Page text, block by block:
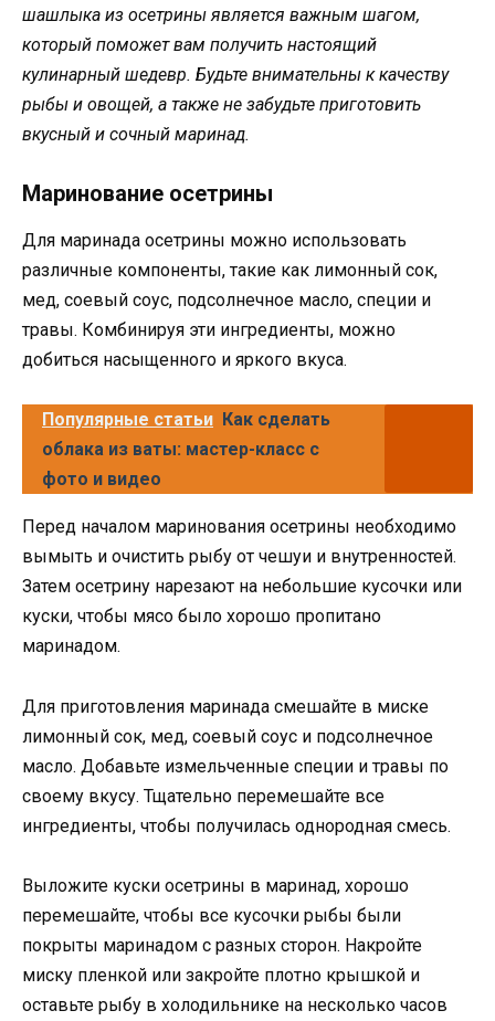
шашлыка из осетрины является важным шагом,
который поможет вам получить настоящий
кулинарный шедевр. Будьте внимательны к качеству
рыбы и овощей, а также не забудьте приготовить
вкусный и сочный маринад.
Маринование осетрины
Для маринада осетрины можно использовать
различные компоненты, такие как лимонный сок,
мед, соевый соус, подсолнечное масло, специи и
травы. Комбинируя эти ингредиенты, можно
добиться насыщенного и яркого вкуса.
Популярные статьи Как сделать
облака из ваты: мастер-класс с
фото и видео
Перед началом маринования осетрины необходимо
вымыть и очистить рыбу от чешуи и внутренностей.
Затем осетрину нарезают на небольшие кусочки или
куски, чтобы мясо было хорошо пропитано
маринадом.
Для приготовления маринада смешайте в миске
лимонный сок, мед, соевый соус и подсолнечное
масло. Добавьте измельченные специи и травы по
своему вкусу. Тщательно перемешайте все
ингредиенты, чтобы получилась однородная смесь.
Выложите куски осетрины в маринад, хорошо
перемешайте, чтобы все кусочки рыбы были
покрыты маринадом с разных сторон. Накройте
миску пленкой или закройте плотно крышкой и
оставьте рыбу в холодильнике на несколько часов